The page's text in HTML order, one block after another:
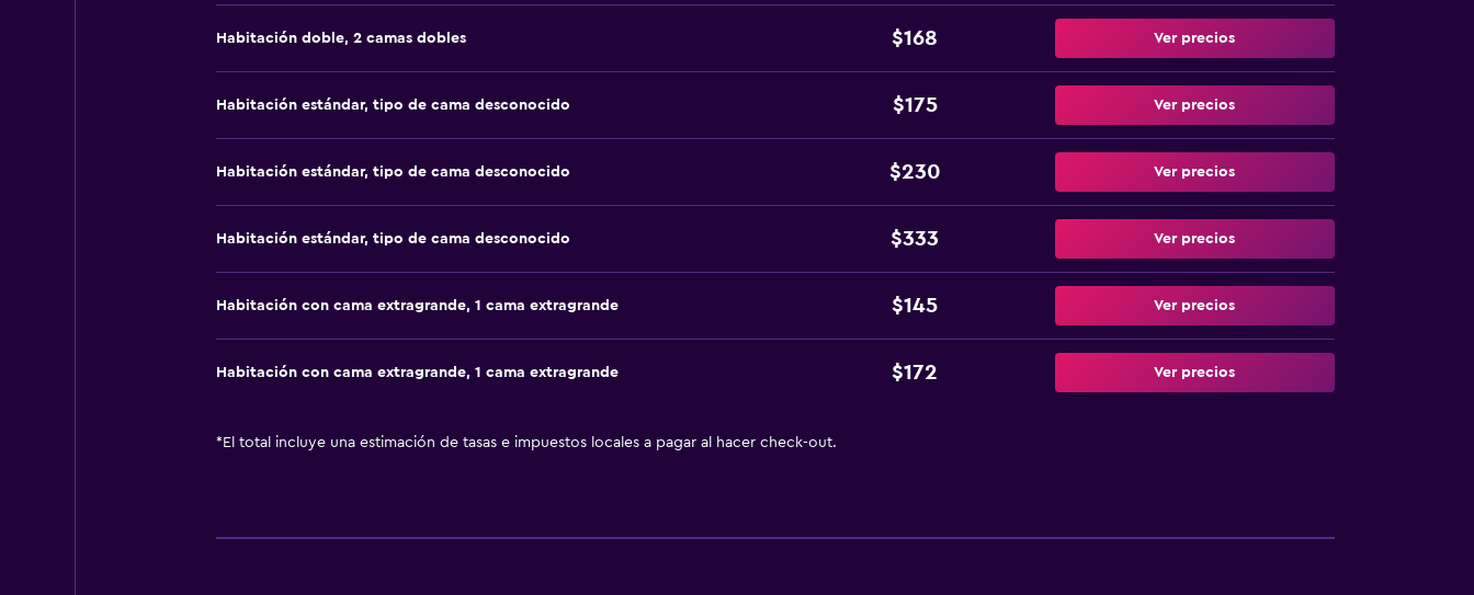
Habitación doble, 2 camas dobles $168 Ver precios
Habitación estándar, tipo de cama desconocido $175 Ver precios
Habitación estándar, tipo de cama desconocido $230 Ver precios
Habitación estándar, tipo de cama desconocido $333 Ver precios
Habitación con cama extragrande, 1 cama extragrande $145 Ver precios
Habitación con cama extragrande, 1 cama extragrande $172 Ver precios
* El total incluye una estimación de tasas e impuestos locales a pagar al hacer check-out.